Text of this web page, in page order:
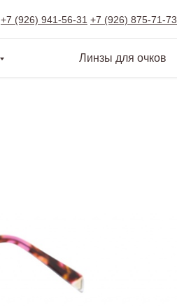
+7 (926) 941-56-31 +7 (926) 875-71-73
Линзы для очков